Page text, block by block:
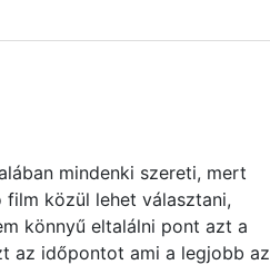
mindenki szereti, mert
film közül lehet választani,
könnyű eltalálni pont azt a
az időpontot ami a legjobb az